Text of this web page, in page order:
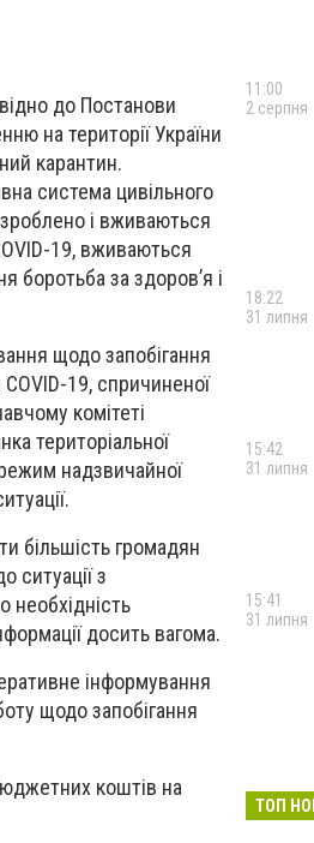
до Постанови
на території України
карантин.
система цивільного
і вживаються
19, вживаються
боротьба за здоров’я і
щодо запобігання
19, спричиненої
комітеті
територіальної
надзвичайної
більшість громадян
ситуації з
досить вагома.
інформування
щодо запобігання
коштів на
11:00
2 серпня
18:22
31 липня
15:42
31 липня
15:41
31 липня
ТОП